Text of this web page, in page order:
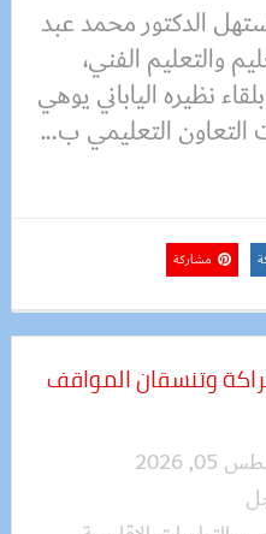
الدكتور محمد عبد
والتعليم الفني،
نظيره الياباني يوهي
التعليمي ب...
مشاركة
وتنسقان المواقف
2026